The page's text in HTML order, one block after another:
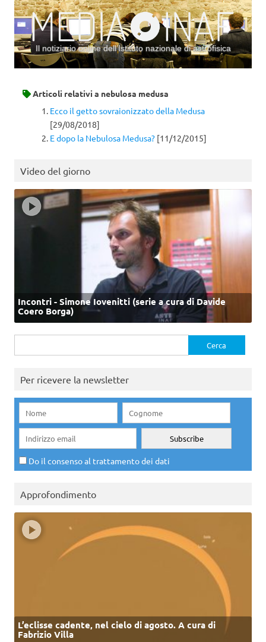
Il notiziario online dell’Istituto nazionale di astrofisica
Articoli relativi a nebulosa medusa
Ecco il getto sovraionizzato della Medusa
[29/08/2018]
E dopo la Nebulosa Medusa? [11/12/2015]
Video del giorno
Incontri - Simone Iovenitti (serie a cura di Davide
Coero Borga)
per:
Per ricevere la newsletter
Do il consenso al trattamento dei dati
Approfondimento
L’eclisse cadente, nel cielo di agosto. A cura di
Fabrizio Villa